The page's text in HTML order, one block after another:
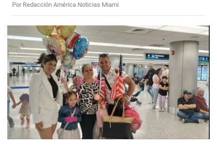
Por Redacción América Noticias Miami